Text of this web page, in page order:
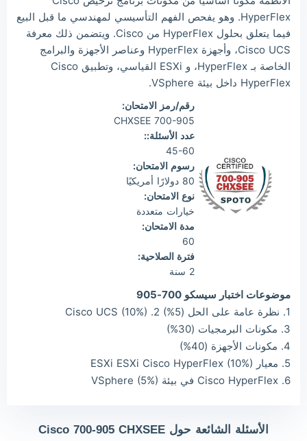
Wil*** 2026/08/06 order Cisco Other ***
Luc*** 2026/08/06 order Cisco Other ***
HyperFlex. وهو يفحص الفهم التأسيسي لمهندسي ما قبل البيع
فيما يتعلق بحلول HyperFlex من Cisco. ويتضمن ذلك معرفة
Cisco UCS، وأجهزة HyperFlex وعناصر الأجهزة والبرامج
الخاصة بـ HyperFlex، و ESXi القياسي، وتطبيق Cisco
HyperFlex داخل بيئة VSphere.
رقم/رمز الامتحان:
700-905 CHXSEE
عدد الأسئلة::
45-60
رسوم الامتحان:
80 دولارًا أمريكيًا
نوع الامتحان:
خيارات متعددة
مدة الامتحان:
60
فترة الصلاحية:
2 سنة
موضوعات اختبار سيسكو 700-905
1. نظرة عامة على الحل (5%) 2. Cisco UCS (10%)
3. مكونات البرمجيات (30%)
4. مكونات الأجهزة (40%)
5. معيار ESXi ESXi Cisco HyperFlex (10%)
6. Cisco HyperFlex في بيئة VSphere (5%)
الأسئلة الشائعة حول Cisco 700-905 CHXSEE